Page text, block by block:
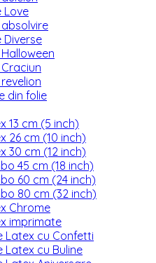
Love
Diverse
din folie
13 cm (5 inch)
26 cm (10 inch)
30 cm (12 inch)
45 cm (18 inch)
60 cm (24 inch)
80 cm (32 inch)
Chrome
imprimate
Latex cu Confetti
Latex cu Buline